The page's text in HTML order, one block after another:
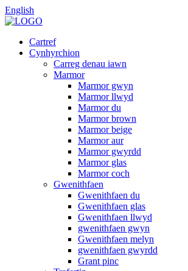
English
Cartref
Cynhyrchion
Carreg denau iawn
Marmor
Marmor gwyn
Marmor llwyd
Marmor du
Marmor brown
Marmor beige
Marmor aur
Marmor gwyrdd
Marmor glas
Marmor coch
Gwenithfaen
Gwenithfaen du
Gwenithfaen glas
Gwenithfaen llwyd
gwenithfaen gwyn
Gwenithfaen melyn
gwenithfaen gwyrdd
Grant pinc